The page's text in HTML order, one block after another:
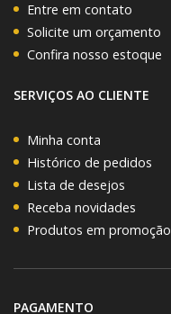
Entre em contato
Solicite um orçamento
Confira nosso estoque
SERVIÇOS AO CLIENTE
Minha conta
Histórico de pedidos
Lista de desejos
Receba novidades
Produtos em promoção
PAGAMENTO